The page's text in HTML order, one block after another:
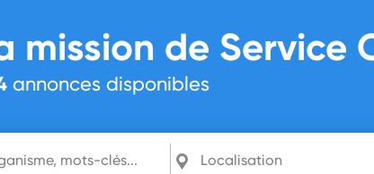
mission de Service
annonces disponibles
Localisation